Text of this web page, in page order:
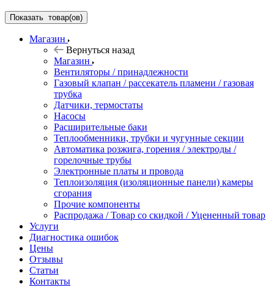
Показать товар(ов)
Магазин
Вернуться назад
Магазин
Вентиляторы / принадлежности
Газовый клапан / рассекатель пламени / газовая
трубка
Датчики, термостаты
Насосы
Расширительные баки
Теплообменники, трубки и чугунные секции
Автоматика розжига, горения / электроды /
горелочные трубы
Электронные платы и провода
Теплоизоляция (изоляционные панели) камеры
сгорания
Прочие компоненты
Распродажа / Товар со скидкой / Уцененный товар
Услуги
Диагностика ошибок
Цены
Отзывы
Статьи
Контакты